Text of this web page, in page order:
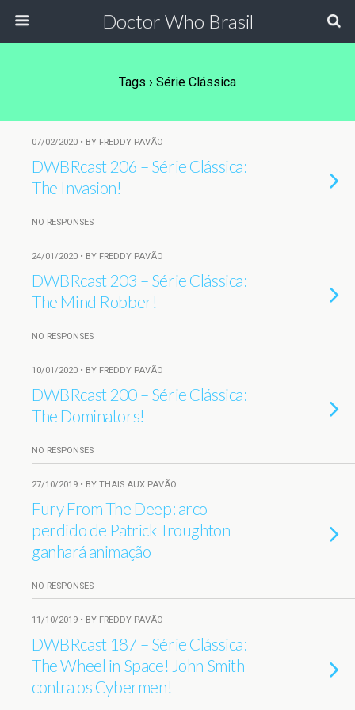
Doctor Who Brasil
Tags › Série Clássica
07/02/2020 • BY FREDDY PAVÃO
DWBRcast 206 – Série Clássica:
The Invasion!
NO RESPONSES
24/01/2020 • BY FREDDY PAVÃO
DWBRcast 203 – Série Clássica:
The Mind Robber!
NO RESPONSES
10/01/2020 • BY FREDDY PAVÃO
DWBRcast 200 – Série Clássica:
The Dominators!
NO RESPONSES
27/10/2019 • BY THAIS AUX PAVÃO
Fury From The Deep: arco
perdido de Patrick Troughton
ganhará animação
NO RESPONSES
11/10/2019 • BY FREDDY PAVÃO
DWBRcast 187 – Série Clássica:
The Wheel in Space! John Smith
contra os Cybermen!